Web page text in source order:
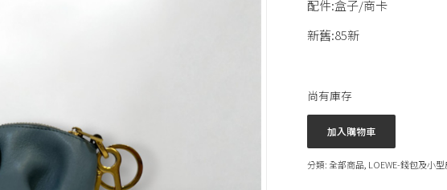
配件:盒子/商卡
新舊:85新
尚有庫存
加入購物車
分類:全部商品 LOEWE-錢包及小